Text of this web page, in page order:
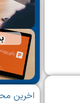
اخرین